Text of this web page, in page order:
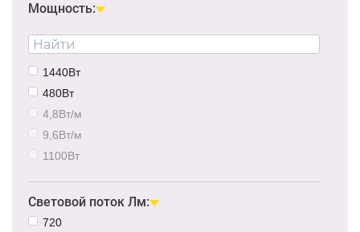
Мощность:
1440Вт
480Вт
4,8Вт/м
9,6Вт/м
1100Вт
14,4Вт/м
38Вт/м
Световой поток Лм:
720